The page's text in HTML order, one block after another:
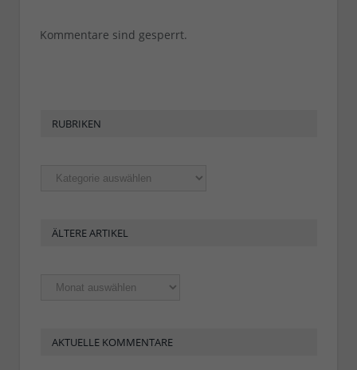
Kommentare sind gesperrt.
RUBRIKEN
Rubriken
ÄLTERE ARTIKEL
Ältere
Artikel
AKTUELLE KOMMENTARE